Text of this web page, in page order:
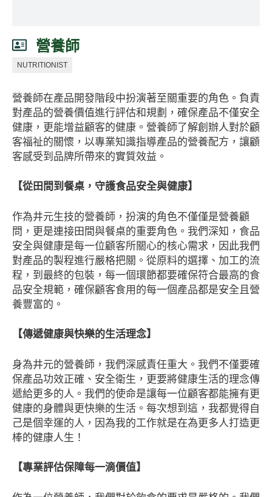
營養師
NUTRITIONIST
營養師在產品開發階段中扮演著至關重要的角色。負責
對產品的營養價值進行評估和規劃，確保產品不僅安全
健康，更能增益顧客的健康。營養師了解創辦人對於顧
客福祉的關懷，以專業知識指導產品的營養配方，讓顧
客感受到品牌所帶來的實質效益。
【從田間到餐桌，守護食品安全與健康】
作為井元生技的營養師，扮演的角色不僅僅是營養顧
問，更是連接田間與餐桌的重要角色。我們深知，食品
安全與健康是每一位顧客所關心的核心需求，因此我們
對產品的製程進行嚴格把關。從原料的選擇、加工的流
程，到最終的包裝，每一個環節都要確保符合最高的食
品安全規範，確保顧客食用的每一個產品都是安全且營
養豐富的。
【傳遞健康與快樂的生活理念】
身為井元的營養師，我們深感責任重大。我們不僅要確
保產品功效正確、安全衛生，更要將健康生活的理念傳
遞給更多的人。我們的使命是讓每一位顧客都能擁有更
健康的身體與更快樂的生活。每次想到這，我都覺得自
己是個幸運的人，因為我的工作就是在為更多人打造更
棒的健康人生！
【專業評估保障每一滴價值】